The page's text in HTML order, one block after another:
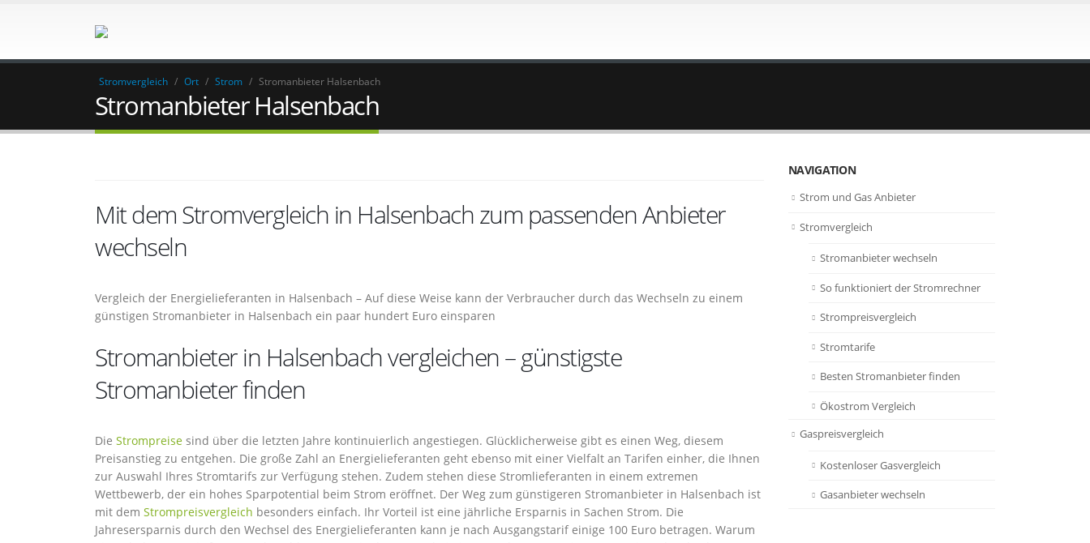
Stromvergleich / Ort / Strom / Stromanbieter Halsenbach
Stromanbieter Halsenbach
Mit dem Stromvergleich in Halsenbach zum passenden Anbieter
wechseln
Vergleich der Energielieferanten in Halsenbach – Auf diese Weise kann der Verbraucher durch das Wechseln zu einem
günstigen Stromanbieter in Halsenbach ein paar hundert Euro einsparen
Stromanbieter in Halsenbach vergleichen – günstigste
Stromanbieter finden
Die Strompreise sind über die letzten Jahre kontinuierlich angestiegen. Glücklicherweise gibt es einen Weg, diesem
Preisanstieg zu entgehen. Die große Zahl an Energielieferanten geht ebenso mit einer Vielfalt an Tarifen einher, die Ihnen
zur Auswahl Ihres Stromtarifs zur Verfügung stehen. Zudem stehen diese Stromlieferanten in einem extremen
Wettbewerb, der ein hohes Sparpotential beim Strom eröffnet. Der Weg zum günstigeren Stromanbieter in Halsenbach ist
mit dem Strompreisvergleich besonders einfach. Ihr Vorteil ist eine jährliche Ersparnis in Sachen Strom. Die
Jahresersparnis durch den Wechsel des Energielieferanten kann je nach Ausgangstarif einige 100 Euro betragen. Warum
NAVIGATION
Strom und Gas Anbieter
Stromvergleich
Stromanbieter wechseln
So funktioniert der Stromrechner
Strompreisvergleich
Stromtarife
Besten Stromanbieter finden
Ökostrom Vergleich
Gaspreisvergleich
Kostenloser Gasvergleich
Gasanbieter wechseln